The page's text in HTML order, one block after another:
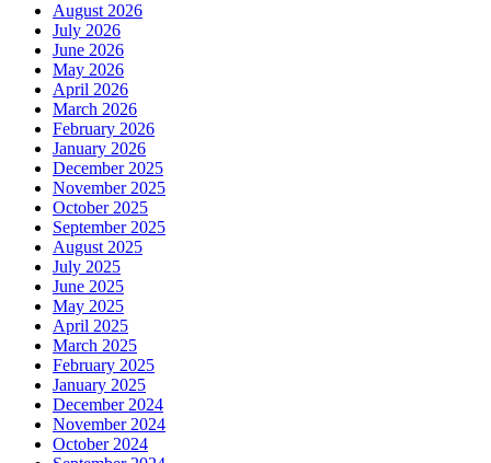
August 2026
July 2026
June 2026
May 2026
April 2026
March 2026
February 2026
January 2026
December 2025
November 2025
October 2025
September 2025
August 2025
July 2025
June 2025
May 2025
April 2025
March 2025
February 2025
January 2025
December 2024
November 2024
October 2024